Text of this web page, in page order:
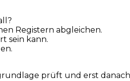
Registern abgleichen.
sein kann.
prüft und erst